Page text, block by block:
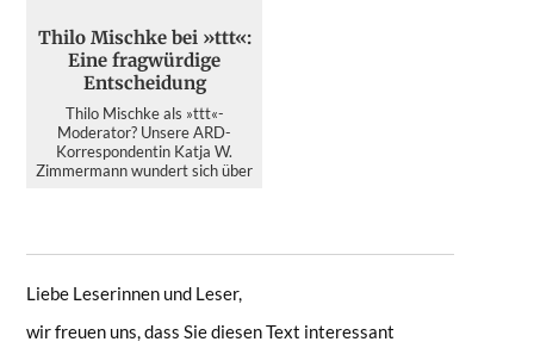
Thilo Mischke bei »ttt«:
Eine fragwürdige
Entscheidung
Thilo Mischke als »ttt«-
Moderator? Unsere ARD-
Korrespondentin Katja W.
Zimmermann wundert sich über
Liebe Leserinnen und Leser,
wir freuen uns, dass Sie diesen Text interessant